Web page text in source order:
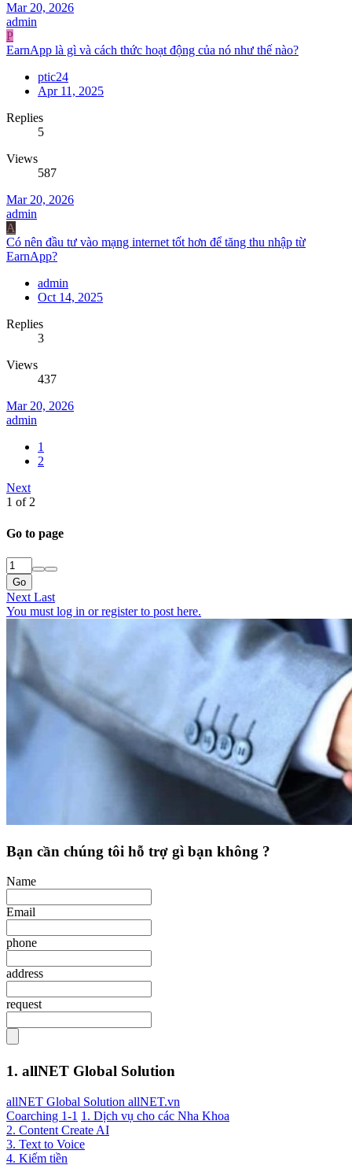
Mar 20, 2026
admin
P
EarnApp là gì và cách thức hoạt động của nó như thế nào?
ptic24
Apr 11, 2025
Replies
5
Views
587
Mar 20, 2026
admin
A
Có nên đầu tư vào mạng internet tốt hơn để tăng thu nhập từ
EarnApp?
admin
Oct 14, 2025
Replies
3
Views
437
Mar 20, 2026
admin
1
2
Next
1 of 2
Go to page
Go
Next Last
You must log in or register to post here.
Bạn cần chúng tôi hỗ trợ gì bạn không ?
Name
Email
phone
address
request
1. allNET Global Solution
allNET Global Solution allNET.vn
Coarching 1-1 1. Dịch vụ cho các Nha Khoa
2. Content Create AI
3. Text to Voice
4. Kiếm tiền